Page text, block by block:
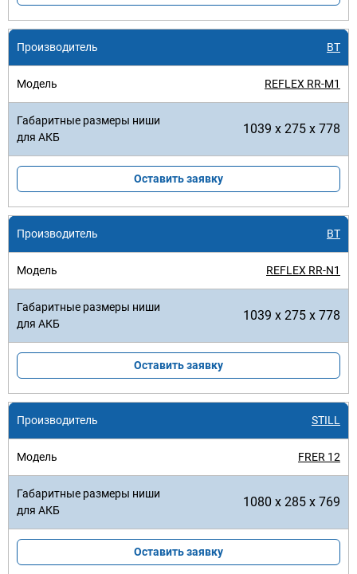
BT
REFLEX RR-M1
1039 x 275 x 778
Оставить заявку
BT
REFLEX RR-N1
1039 x 275 x 778
Оставить заявку
STILL
FRER 12
1080 x 285 x 769
Оставить заявку